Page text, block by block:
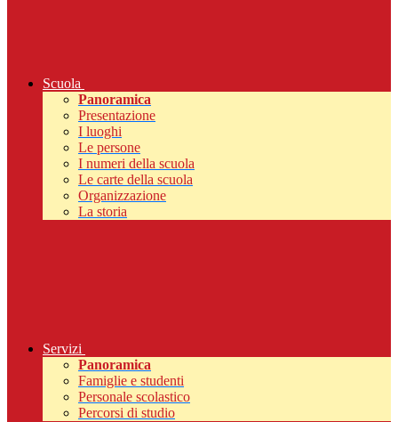
Scuola
Panoramica
Presentazione
I luoghi
Le persone
I numeri della scuola
Le carte della scuola
Organizzazione
La storia
Servizi
Panoramica
Famiglie e studenti
Personale scolastico
Percorsi di studio